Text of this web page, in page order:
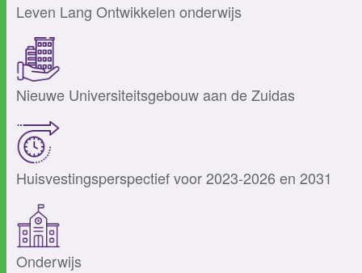
Leven Lang Ontwikkelen onderwijs
Nieuwe Universiteitsgebouw aan de Zuidas
Huisvestingsperspectief voor 2023-2026 en 2031
Onderwijs